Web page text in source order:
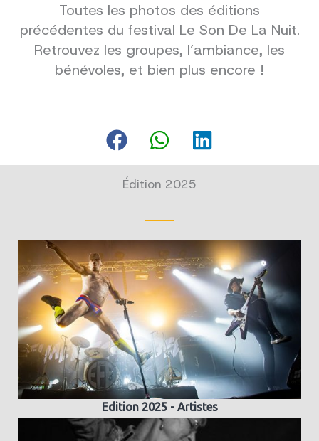
Toutes les photos des éditions
précédentes du festival Le Son De La Nuit.
Retrouvez les groupes, l’ambiance, les
bénévoles, et bien plus encore !
Édition 2025
Edition 2025 - Artistes